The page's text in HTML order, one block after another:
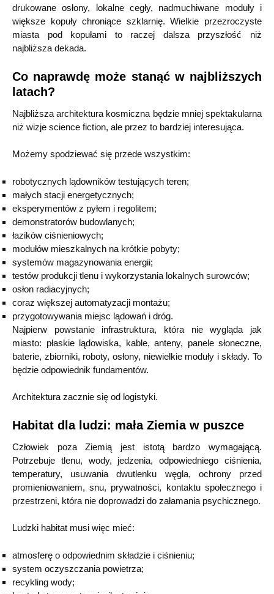
drukowane osłony, lokalne cegły, nadmuchiwane moduły i
większe kopuły chroniące szklarnię. Wielkie przezroczyste
miasta pod kopułami to raczej dalsza przyszłość niż
najbliższa dekada.
Co naprawdę może stanąć w najbliższych
latach?
Najbliższa architektura kosmiczna będzie mniej spektakularna
niż wizje science fiction, ale przez to bardziej interesująca.
Możemy spodziewać się przede wszystkim:
robotycznych lądowników testujących teren;
małych stacji energetycznych;
eksperymentów z pyłem i regolitem;
demonstratorów budowlanych;
łazików ciśnieniowych;
modułów mieszkalnych na krótkie pobyty;
systemów magazynowania energii;
testów produkcji tlenu i wykorzystania lokalnych surowców;
osłon radiacyjnych;
coraz większej automatyzacji montażu;
przygotowywania miejsc lądowań i dróg.
Najpierw powstanie infrastruktura, która nie wygląda jak
miasto: płaskie lądowiska, kable, anteny, panele słoneczne,
baterie, zbiorniki, roboty, osłony, niewielkie moduły i składy. To
będzie odpowiednik fundamentów.
Architektura zacznie się od logistyki.
Habitat dla ludzi: mała Ziemia w puszce
Człowiek poza Ziemią jest istotą bardzo wymagającą.
Potrzebuje tlenu, wody, jedzenia, odpowiedniego ciśnienia,
temperatury, usuwania dwutlenku węgla, ochrony przed
promieniowaniem, snu, prywatności, kontaktu społecznego i
przestrzeni, która nie doprowadzi do załamania psychicznego.
Ludzki habitat musi więc mieć:
atmosferę o odpowiednim składzie i ciśnieniu;
system oczyszczania powietrza;
recykling wody;